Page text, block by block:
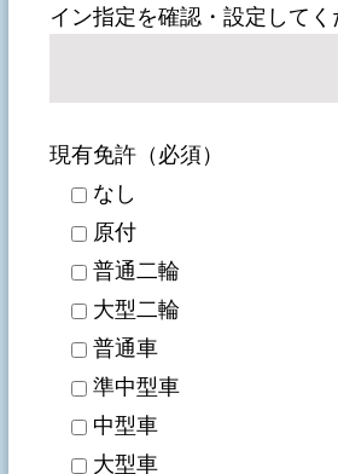
イン指定を確認・設定してく
現有免許（必須）
なし
原付
普通二輪
大型二輪
普通車
準中型車
中型車
大型車